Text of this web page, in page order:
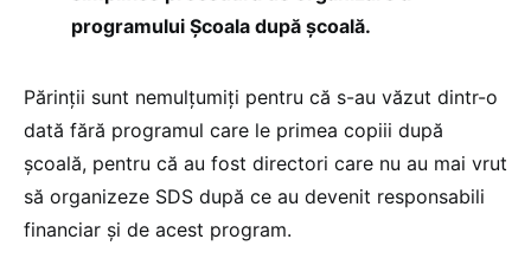
programului Școala după școală.
Părinții sunt nemulțumiți pentru că s-au văzut dintr-o
dată fără programul care le primea copiii după
școală, pentru că au fost directori care nu au mai vrut
să organizeze SDS după ce au devenit responsabili
financiar și de acest program.